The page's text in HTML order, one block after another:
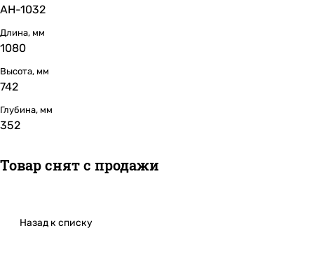
АН-1032
Длина, мм
1080
Высота, мм
742
Глубина, мм
352
Товар снят с продажи
Назад к списку